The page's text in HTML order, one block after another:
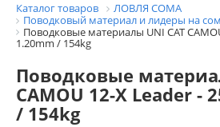
Каталог товаров
ЛОВЛЯ СОМА
Поводковый материал и лидеры на
Поводковые материалы UNI CAT
1.20mm / 154kg
Поводковые
CAMOU 12-X Leader -
/ 154kg